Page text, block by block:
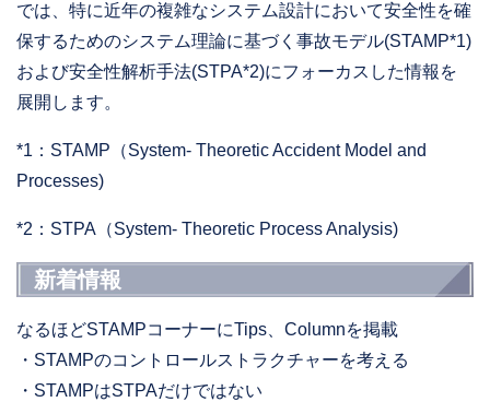
では、特に近年の複雑なシステム設計において安全性を確
保するためのシステム理論に基づく事故モデル(STAMP*1)
および安全性解析手法(STPA*2)にフォーカスした情報を
展開します。
*1：STAMP（System- Theoretic Accident Model and
Processes)
*2：STPA（System- Theoretic Process Analysis)
新着情報
なるほどSTAMPコーナーにTips、Columnを掲載
・STAMPのコントロールストラクチャーを考える
・STAMPはSTPAだけではない